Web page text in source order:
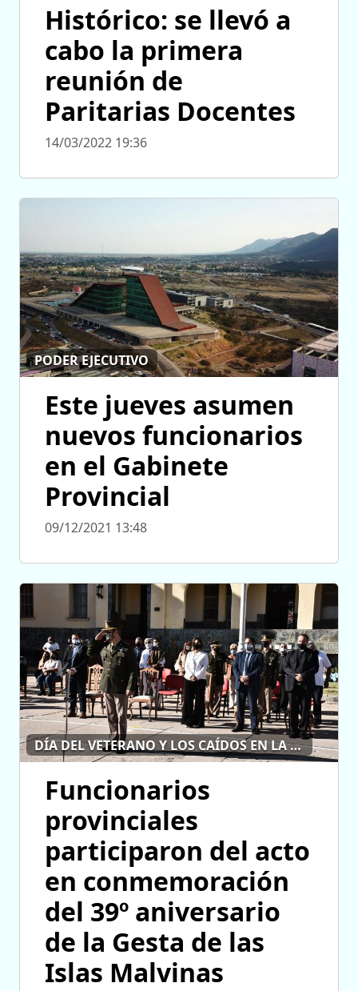
Histórico: se llevó a
cabo la primera
reunión de
Paritarias Docentes
14/03/2022 19:36
PODER EJECUTIVO
Este jueves asumen
nuevos funcionarios
en el Gabinete
Provincial
09/12/2021 13:48
DÍA DEL VETERANO Y LOS CAÍDOS EN LA GUERRA DE MALVINAS
Funcionarios
provinciales
participaron del acto
en conmemoración
del 39º aniversario
de la Gesta de las
Islas Malvinas